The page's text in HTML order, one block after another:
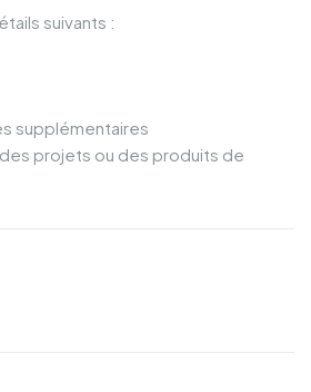
suivants :
supplémentaires
projets ou des produits de